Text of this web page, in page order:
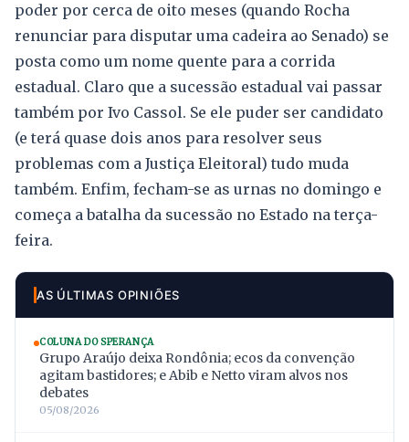
poder por cerca de oito meses (quando Rocha
renunciar para disputar uma cadeira ao Senado) se
posta como um nome quente para a corrida
estadual. Claro que a sucessão estadual vai passar
também por Ivo Cassol. Se ele puder ser candidato
(e terá quase dois anos para resolver seus
problemas com a Justiça Eleitoral) tudo muda
também. Enfim, fecham-se as urnas no domingo e
começa a batalha da sucessão no Estado na terça-
feira.
AS ÚLTIMAS OPINIÕES
COLUNA DO SPERANÇA
Grupo Araújo deixa Rondônia; ecos da convenção
agitam bastidores; e Abib e Netto viram alvos nos
debates
05/08/2026